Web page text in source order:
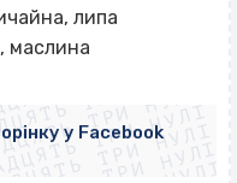
липа
маслинаТРИ НУЛІ
ТРИ НУЛІ
ТРИ НУЛІ
ТРИ НУЛІ
ТРИ НУЛІ
у Facebook